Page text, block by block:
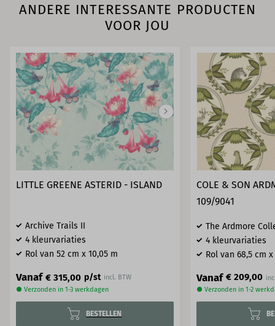
ANDERE INTERESSANTE PRODUCTEN
VOOR JOU
LITTLE GREENE ASTERID - ISLAND
Archive Trails II
4 kleurvariaties
Rol van 52 cm x 10,05 m
Vanaf € 315,00 p/st incl. BTW
● Verzonden in 1-3 werkdagen
BESTELLEN
COLE & SON
109/9041
The Ardmore
4 kleurvariaties
Rol van 68,5 cm x
Vanaf € 209,00
● Verzonden in 1-2